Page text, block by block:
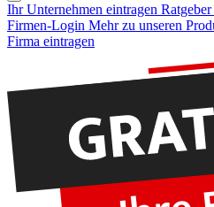
Ihr Unternehmen eintragen
Firmen-Login Mehr zu unseren
Firma eintragen